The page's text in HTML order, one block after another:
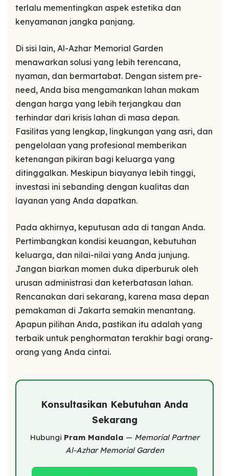
terlalu mementingkan aspek estetika dan
kenyamanan jangka panjang.
Di sisi lain, Al-Azhar Memorial Garden
menawarkan solusi yang lebih terencana,
nyaman, dan bermartabat. Dengan sistem pre-
need, Anda bisa mengamankan lahan makam
dengan harga yang lebih terjangkau dan
terhindar dari krisis lahan di masa depan.
Fasilitas yang lengkap, lingkungan yang asri, dan
pengelolaan yang profesional memberikan
ketenangan pikiran bagi keluarga yang
ditinggalkan. Meskipun biayanya lebih tinggi,
investasi ini sebanding dengan kualitas dan
layanan yang Anda dapatkan.
Pada akhirnya, keputusan ada di tangan Anda.
Pertimbangkan kondisi keuangan, kebutuhan
keluarga, dan nilai-nilai yang Anda junjung.
Jangan biarkan momen duka diperburuk oleh
urusan administrasi dan keterbatasan lahan.
Rencanakan dari sekarang, karena masa depan
pemakaman di Jakarta semakin menantang.
Apapun pilihan Anda, pastikan itu adalah yang
terbaik untuk penghormatan terakhir bagi orang-
orang yang Anda cintai.
Konsultasikan Kebutuhan Anda
Sekarang
Hubungi Pram Mandala — Memorial Partner
Al-Azhar Memorial Garden